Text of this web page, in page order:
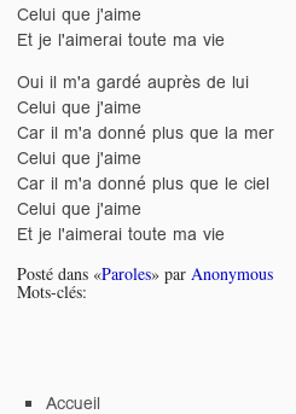
Celui que j'aime
Et je l'aimerai toute ma vie
Oui il m'a gardé auprès de lui
Celui que j'aime
Car il m'a donné plus que la mer
Celui que j'aime
Car il m'a donné plus que le ciel
Celui que j'aime
Et je l'aimerai toute ma vie
Posté dans «Paroles» par Anonymous
Mots-clés:
Accueil